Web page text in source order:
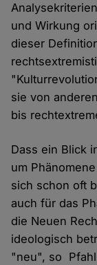
und Wirkung
dieser
sie von
bis
Dass ein Blick
um
sich schon oft
auch für das
die Neuen
ideologisch
"neu", so